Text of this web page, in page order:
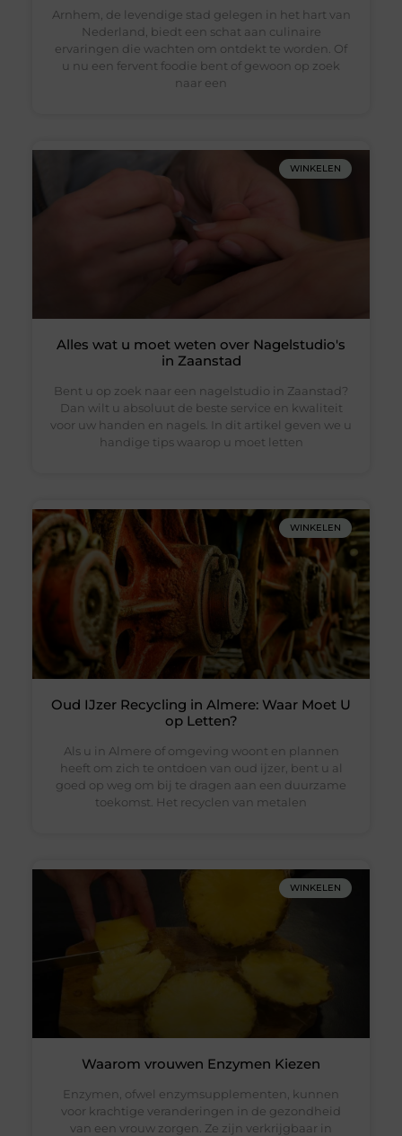
Arnhem, de levendige stad gelegen in het hart van
Nederland, biedt een schat aan culinaire
ervaringen die wachten om ontdekt te worden. Of
u nu een fervent foodie bent of gewoon op zoek
naar een
WINKELEN
Alles wat u moet weten over Nagelstudio's
in Zaanstad
Bent u op zoek naar een nagelstudio in Zaanstad?
Dan wilt u absoluut de beste service en kwaliteit
voor uw handen en nagels. In dit artikel geven we u
handige tips waarop u moet letten
WINKELEN
Oud IJzer Recycling in Almere: Waar Moet U
op Letten?
Als u in Almere of omgeving woont en plannen
heeft om zich te ontdoen van oud ijzer, bent u al
goed op weg om bij te dragen aan een duurzame
toekomst. Het recyclen van metalen
WINKELEN
Waarom vrouwen Enzymen Kiezen
Enzymen, ofwel enzymsupplementen, kunnen
voor krachtige veranderingen in de gezondheid
van een vrouw zorgen. Ze zijn verkrijgbaar in